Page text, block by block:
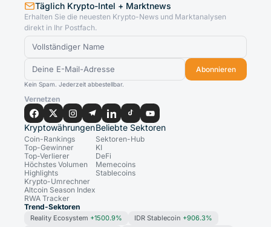
Täglich Krypto-Intel + Marktnews
Erhalten Sie die neuesten Krypto-News und Marktanalysen
direkt in Ihr Postfach.
Abonnieren
Kein Spam. Jederzeit abbestellbar.
Vernetzen
Kryptowährungen
Coin-Rankings
Top-Gewinner
Top-Verlierer
Höchstes Volumen
Highlights
Krypto-Umrechner
Altcoin Season Index
RWA Tracker
Beliebte Sektoren
Sektoren-Hub
KI
DeFi
Memecoins
Stablecoins
Trend-Sektoren
Reality Ecosystem +1500.9% IDR Stablecoin +906.3%